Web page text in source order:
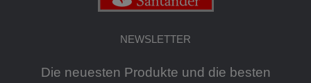
NEWSLETTER
Die neuesten Produkte und die besten